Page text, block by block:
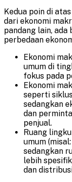
Kedua poin di
dari ekonomi
pandang lain,
perbedaan
Ekonomi
umum di
fokus pada
Ekonomi
seperti
sedangkan
dan
penjual.
Ruang
umum
sedangkan
lebih
dan